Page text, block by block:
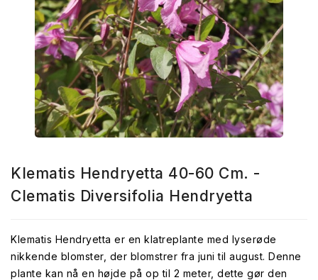
Klematis Hendryetta 40-60 Cm. -
Clematis Diversifolia Hendryetta
Klematis Hendryetta er en klatreplante med lyserøde
nikkende blomster, der blomstrer fra juni til august. Denne
plante kan nå en højde på op til 2 meter, dette gør den